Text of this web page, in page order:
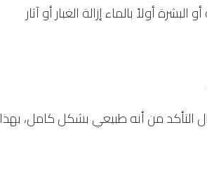
أولاً بالماء إزالة الغبار أو آثار
التأكد من أنه طبيعي بشكل كامل، بهذا